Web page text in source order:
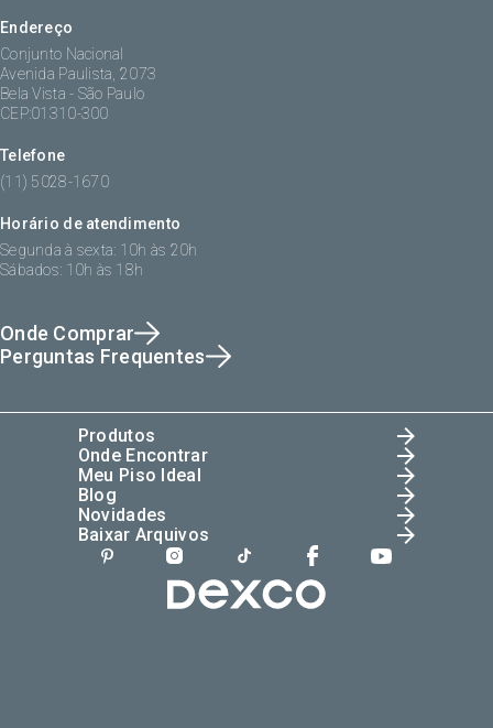
Endereço
Conjunto Nacional
Avenida Paulista, 2073
Bela Vista - São Paulo
CEP:01310-300
Telefone
(11) 5028-1670
Horário de atendimento
Segunda à sexta: 10h às 20h
Sábados: 10h às 18h
Onde Comprar
Perguntas Frequentes
Produtos
Onde Encontrar
Meu Piso Ideal
Blog
Novidades
Baixar Arquivos